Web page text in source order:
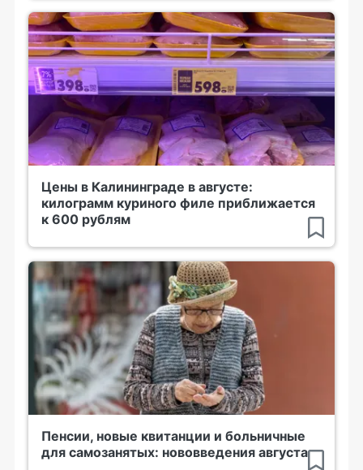
Цены в Калининграде в августе:
килограмм куриного филе приближается
к 600 рублям
Пенсии, новые квитанции и больничные
для самозанятых: нововведения августа